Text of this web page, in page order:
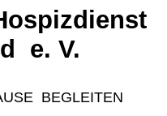
e. V.
BEGLEITEN